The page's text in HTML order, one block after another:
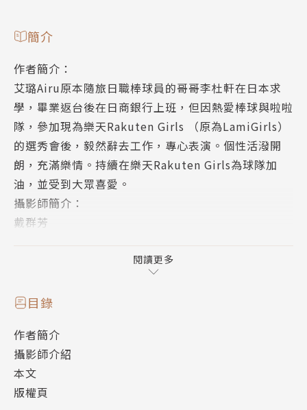
簡介
作者簡介：
艾璐Airu原本隨旅日職棒球員的哥哥李杜軒在日本求
學，畢業返台後在日商銀行上班，但因熱愛棒球與啦啦
隊，參加現為樂天Rakuten Girls （原為LamiGirls）
的選秀會後，毅然辭去工作，專心表演。個性活潑開
朗，充滿樂情。持續在樂天Rakuten Girls為球隊加
油，並受到大眾喜愛。
攝影師簡介：
戴群芳
「相機只是個工具，攝影只是個媒介。」
當個生活美學家，觀察，收集，思考，運用，執行。就
有從自身的小細節去培養，才能真正擁有所謂的美感。
「讓攝影不單純只是攝影，而是能產生影響力。」
將攝影融入生活，以態度經營美學。專業平面廣告、商
業攝影、藝人形象拍攝、海外婚紗，知名企業講師。
閱讀更多
目錄
作者簡介
攝影師介紹
本文
版權頁